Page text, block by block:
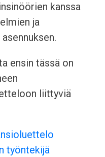
kanssa
ja
ensin tässä on
liittyviä
työntekijä